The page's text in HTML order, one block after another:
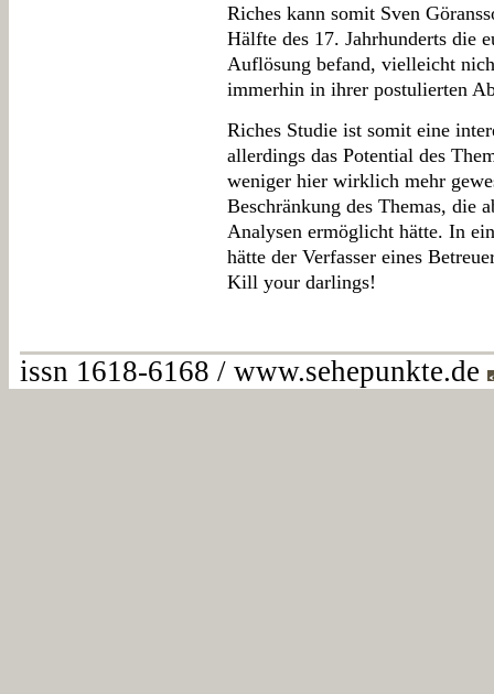
Riches kann somit Sven
Hälfte des 17. Jahrhunderts die
Auflösung befand, vielleicht
immerhin in ihrer postulierten
Riches Studie ist somit eine
allerdings das Potential des
weniger hier wirklich mehr
Beschränkung des Themas, die
Analysen ermöglicht hätte. In
hätte der Verfasser eines
Kill your darlings!
issn 1618-6168 / www.sehepunkte.de